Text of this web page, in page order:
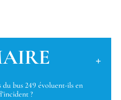
bus 249 évoluent-ils en
?